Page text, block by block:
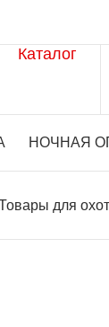
Каталог
НОЧНАЯ
для